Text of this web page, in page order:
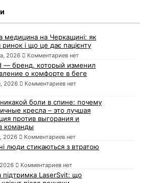
медицина на Черкащині: як
ринок і що це дає пацієнту
2026 Комментариев нет
— бренд, который изменил
о комфорте в беге
2026 Комментариев нет
боли в спине: почему
кресла – это лучшая
против выгорания и
команды
2026 Комментариев нет
люди стикаються з втратою
Комментариев нет
підтримка LaserSvit: що